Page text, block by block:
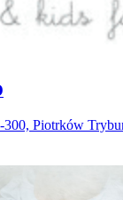
Piotrków